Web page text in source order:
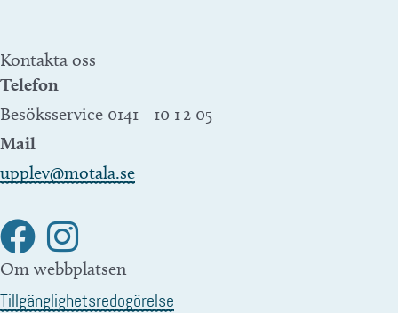
Kontakta oss
Telefon
Besöksservice 0141 - 10 1 2 05
Mail
upplev@motala.se
Om webbplatsen
Tillgänglighetsredogörelse